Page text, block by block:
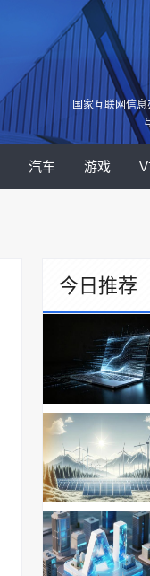
国家互联网信
汽车 游戏
今日推荐